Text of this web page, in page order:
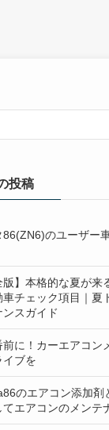
投稿
86(ZN6)のユーザー
版】本格的な夏が
車チェック項目｜夏
ンスガイド
前に！カーエアコン
イブを
のエアコン添加剤
てエアコンのメンテ